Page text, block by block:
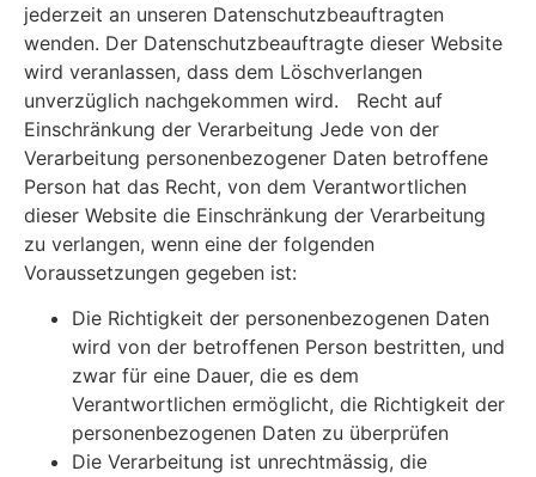
jederzeit an unseren Datenschutzbeauftragten
wenden. Der Datenschutzbeauftragte dieser Website
wird veranlassen, dass dem Löschverlangen
unverzüglich nachgekommen wird. Recht auf
Einschränkung der Verarbeitung Jede von der
Verarbeitung personenbezogener Daten betroffene
Person hat das Recht, von dem Verantwortlichen
dieser Website die Einschränkung der Verarbeitung
zu verlangen, wenn eine der folgenden
Voraussetzungen gegeben ist:
Die Richtigkeit der personenbezogenen Daten
wird von der betroffenen Person bestritten, und
zwar für eine Dauer, die es dem
Verantwortlichen ermöglicht, die Richtigkeit der
personenbezogenen Daten zu überprüfen
Die Verarbeitung ist unrechtmässig, die